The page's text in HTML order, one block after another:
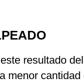
resultado del
menor